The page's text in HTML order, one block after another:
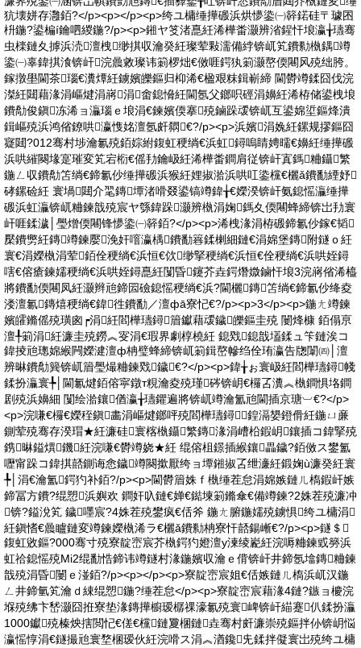
犺壊姘存灉銆?</p><p></p><p>绔ユ槦缍撶磤浜烘懜鍌㈠簳鍩硅〒璩囨
枡鍦?鍙楄í鑰呬緵鍦?/p><p>鎺ヤ笅渚嗭紝浠樺畨灏辨渻鍟忓埌瀛╁瓙骞
虫檪鏈夊摢浜涜澶栧缈掑収瀹癸紝璨荤敤濡備綍锛屼笂鐨勬槸鍝竴
鍌㈠辜鍏掑湌锛屽浣曟敹璨讳箣椤炪€傚啀鍔犱箣灏嶅偄闀风殑绌胯。
鎵撴壆閫茶瑙€瀵燂紝鐪嬪皪鏂归枊浠€楹艰粖鍓嶄締 閫欎竴鍒囧伐浣
滐紝閮藉湪涓嶇煡涓嶈涓畬鎴愶紝閫氬父鎯呮硜涓嬶紝浠栫储鍙栧埌
鐨勪俊鎭冻浠ョ灜瑙ｅ埌涓€鍊嬪偄搴殑鏀跺叆锛屼互鍙婂垽鏂烽潰
鍓嶇殑浜鸿偗鐐哄瀛愯姳澶氬皯閷€?/p><p>浜嬪涓婏紝鏍规摎鏂囧
寲閮?012骞村埗瀹氱殑銆婃紨鍑虹稉绱€浜虹鐞嗚睛娉曘€嬶紝缍撶磤
浜哄繀闋堟寔璀変笂宕椼€傜劧鑰岋紝浠樺畨鐧肩従锛屽寘鎷粬鑷繁
鍦ㄥ収鐨勪笘绱€鍗氱仯缍撶磤浜猴紝娌掓湁浜哄叿鍌欓€欐ǎ鐨勫緸妤
硣鏍硷紝 寰堝閮介毣鏄墰渚嗗叕鍙镐竴鍏╁€嬫湀锛屽氨鎴愮灜缍撶
磤浜虹灜锛屼粬鍊戠殑宸ヤ綔鍏跺灏辨槸涓婅鎷夊偄闀蜂締锛岀劧寰
屽啀鍒濊│璺熷偄闀锋懜鍌㈠簳銆?</p><p>浠栧湪涓栫磤鍗氱仯鎵€韬
檿鐨勶紝鏄竴鍊嬮浼奸噾瀛楀鐨勫簭鍒楋細鏈€涓婂堡鏄附鐩ｏ紝
寰€涓嬫槸涓荤銆佺稉绱€浜恒€佽缈掔稉绱€浜恒€佺稉绱€浜哄姪鐞
嗐€傛瘡鍊嬬稉绱€浜哄姪鐞嗭紝闅昏鑳芥垚鍔熸媺鏀忓埌3浣嶈偗浠橀
將鐨勫偄闀凤紝灏辫兘鍗囩礆鎴愮稉绱€浜?閫欐鏄笘绱€鍗氱仯绛夌
溇澶氱鏄熺稉绱€鍏徃鐨勫／澶фā寮忋€?/p><p>3</p><p>鍦ㄤ竴鍊
嬪皬鏅傜殑璜囪┍涓紝閻樺瓙鐞篃钀藉叆鐬皪鏂圭殑 闄烽槺 銆傝亰
澶╀箣涓紝濂圭殑鐒︽叜涓€瑕界劇椁橈紝 鎴戣鎴戠壒鍒ュ笇鏈涘コ
鍏掕兘璁婂緱闁嬫湕澶ф柟璧蜂締锛屼箣鍓嶅幓绉佺珛瀛告牎闈㈣│澶
辨晽鐨勪簨锛屼篃璺熶粬鍊戣鐬€?</p><p>鍏╁ぉ寰岋紝閻樺瓙鐞帴
鍒扮灜寰╄│閫氱煡銆傛寜鐓т粯瀹夌殑瑾硶锛岄€欏叾瀵︽槸鐧惧垎鐧
剧殑浜嬶細 闅绘湁鑲偤瀛╁瓙鑺遍將锛屼竴瀹氳兘閫插京瑭︺€?</p>
<p>浣嗛€欏€嬫秷鎭畵涓嶇煡鎯呯殑閻樺瓙鐞鍠滆嫢鐙傦紝鍦ㄩ亷
鍘荤殑骞存湀瑁★紝濂硅寰楁槸鑷繁鏄湪涓嶆柗鍜岄鑲插コ鍏掔殑
鎸晽鎰熼鐖紝浣嗛€欎竴娆★紝 绲傛柤鐛插緱鑲畾鐬?銆傚ス鐢氳
嚦甯跺コ鍏掑嚭鍘诲悆鐬竴闋撳厭绔ョ墰鎺掓叾绁濓紝鍛婅ù濂癸紝寰
╄│涓€瀹氳鍔犳补銆?/p><p>閫欎篃姝ｆ槸缍茬怠涓婂嫉鏈ㄦ槗鍜屽嫉
鍗冨方鐨?绲愬浜嬩欢 鐧奸叺鏈€婵€鐑堜箣鏅傘€備竴鍊?2姝茬殑濂冲
锛?鎰涗笂 鐬嚜宸?4姝茬殑鐢疯€佸斧 鍦ㄤ腑鍦嬬殑鐪惧绔ユ槦涓
紝鎭愭€曟矑鏈変竴鍊嬫槸浠ラ€欐ǎ鐨勬柟寮忓嚭鍚嶃€?/p><p>鐩＄
鍑虹敓鏂?000骞寸殑寮靛崈宸芥槸鍔犳嬁澶у湅绫嶏紝浣嗕粬鍊戜簩浜
虹祫鎴愮殑Mi2绲勫悎鍗讳竴鐩村湪鍦嬪収瀹ｅ偝锛屽井鍗氬墖鏄粬鍊
戠殑涓昏闄ｅ湴銆?/p><p></p><p>寮靛崈宸姐€佸嫉鏈ㄦ槗浜屼汉鍦
ㄥ井鍗氫笂瀹ｄ綀绲愬鍦?缍茬怠</p><p>寮靛崈宸藉湪4鏈?鏃ョ櫦浣
堢殑绋卞嵆灏囧拰寮垫湪鏄撶櫥瑷樼祼濠氱殑寰崥锛屽緢蹇仈鍒扮灜
1000钀殑榛炴搳閲忋€傞€欓鏈夐棞鏈垚骞村皯濂崇殑鏂拌仦锛岄悩
瀛愮惇涓€鐩撮兘寰堥棞瑷伙紝浣嗗ス涓︽湭鑱兂鍒拌儗寰岀殑绔ユ槦